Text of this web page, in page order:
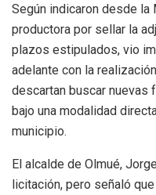
Según indicaron desde la
productora por sellar la
plazos estipulados, vio
adelante con la
descartan buscar nuevas
bajo una modalidad
municipio.
El alcalde de Olmué,
licitación, pero señaló